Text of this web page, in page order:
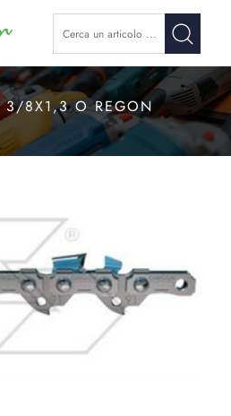
3/8X1,3 O REGON